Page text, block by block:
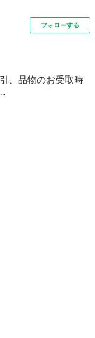
フォローする
、品物のお受取時